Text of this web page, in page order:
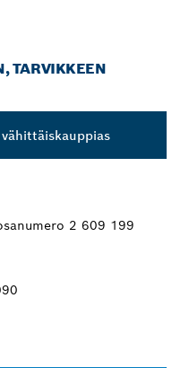
TARVIKKEEN
2 609 199